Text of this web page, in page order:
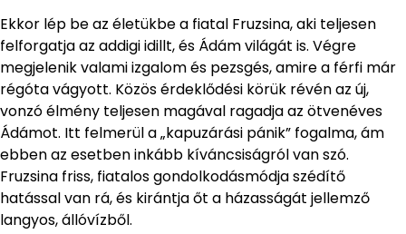
Ekkor lép be az életükbe a fiatal Fruzsina, aki teljesen
felforgatja az addigi idillt, és Ádám világát is. Végre
megjelenik valami izgalom és pezsgés, amire a férfi már
régóta vágyott. Közös érdeklődési körük révén az új,
vonzó élmény teljesen magával ragadja az ötvenéves
Ádámot. Itt felmerül a „kapuzárási pánik” fogalma, ám
ebben az esetben inkább kíváncsiságról van szó.
Fruzsina friss, fiatalos gondolkodásmódja szédítő
hatással van rá, és kirántja őt a házasságát jellemző
langyos, állóvízből.